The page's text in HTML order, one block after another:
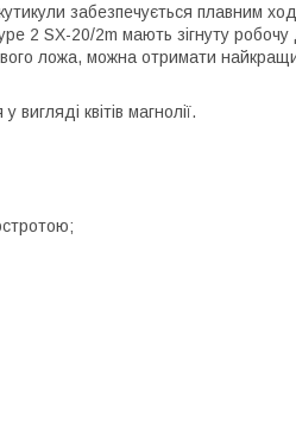
забезпечується плавним
2 SX-20/2m мають зігнуту робочу
ложа, можна отримати
квітів магнолії.